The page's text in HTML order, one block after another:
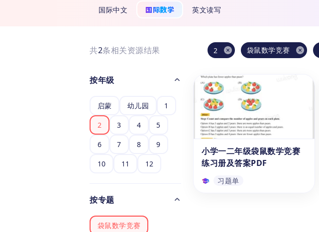
国际中文 国际数学 英文读写
共2条相关资源结果 2 袋鼠数学竞赛
按年级
启蒙 幼儿园 1
2 3 4 5
6 7 8 9
10 11 12
按专题
袋鼠数学竞赛
小学一二年级袋鼠数学竞赛
练习册及答案PDF
习题单